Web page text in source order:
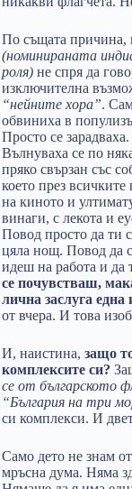
По същата причина,
(номинираната
роля) не спря да
изключителна
“нейните хора”.
обвиниха в
Просто се
Вълнуваха се по
пряко свързан със
което през
на киното и
винаги, с лекота и
Повод просто да ти
цяла нощ. Повод да
идеш на работа и да
се почувстваш,
лична заслуга една
от вчера. И това
И, наистина, защо
комплексите си?
се от българското
“България на три
си комплекси. И
Само дето не знам
мръсна дума. Няма